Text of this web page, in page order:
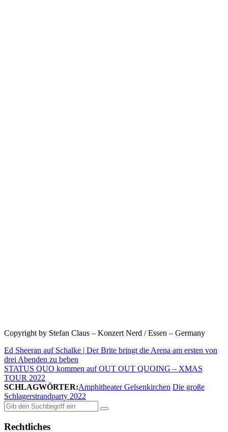
Copyright by Stefan Claus – Konzert Nerd / Essen – Germany
Ed Sheeran auf Schalke | Der Brite bringt die Arena am ersten von
drei Abenden zu beben
STATUS QUO kommen auf OUT OUT QUOING – XMAS
TOUR 2022
SCHLAGWÖRTER:Amphitheater Gelsenkirchen Die große
Schlagerstrandparty 2022
Suchen
nach:
Rechtliches